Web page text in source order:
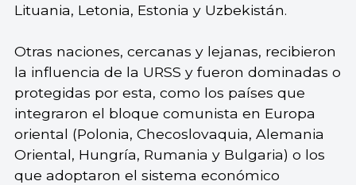
Lituania, Letonia, Estonia y Uzbekistán.
Otras naciones, cercanas y lejanas, recibieron
la influencia de la URSS y fueron dominadas o
protegidas por esta, como los países que
integraron el bloque comunista en Europa
oriental (Polonia, Checoslovaquia, Alemania
Oriental, Hungría, Rumania y Bulgaria) o los
que adoptaron el sistema económico